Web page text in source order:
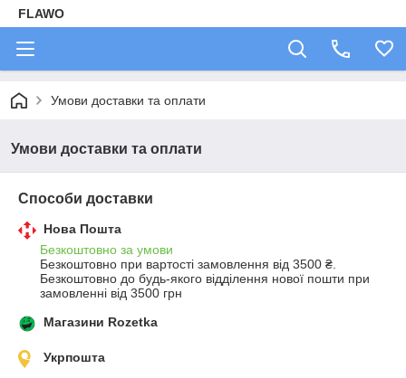
FLAWO
Умови доставки та оплати
Умови доставки та оплати
Способи доставки
Нова Пошта
Безкоштовно за умови
Безкоштовно при вартості замовлення від 3500 ₴.
Безкоштовно до будь-якого відділення нової пошти при
замовленні від 3500 грн
Магазини Rozetka
Укрпошта